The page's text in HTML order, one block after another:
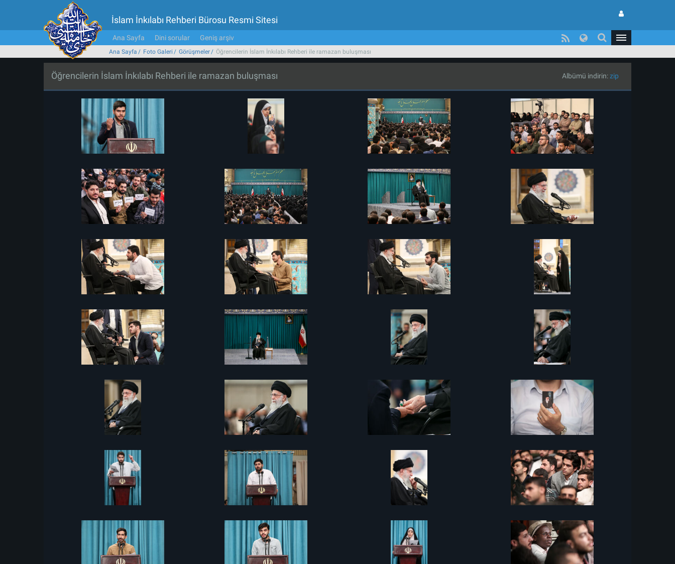
İslam İnkılabı Rehberi Bürosu Resmi Sitesi
Ana Sayfa Dini sorular Geniş arşiv
Ana Sayfa Foto Galeri Görüşmeler Öğrencilerin İslam İnkılabı Rehberi ile ramazan buluşması
Öğrencilerin İslam İnkılabı Rehberi ile ramazan buluşması Albümü indirin:zip